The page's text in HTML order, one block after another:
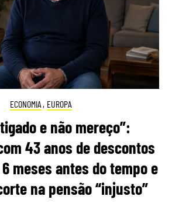
ECONOMIA , EUROPA
e não mereço”:
43 anos de descontos
meses antes do tempo e
na pensão “injusto”